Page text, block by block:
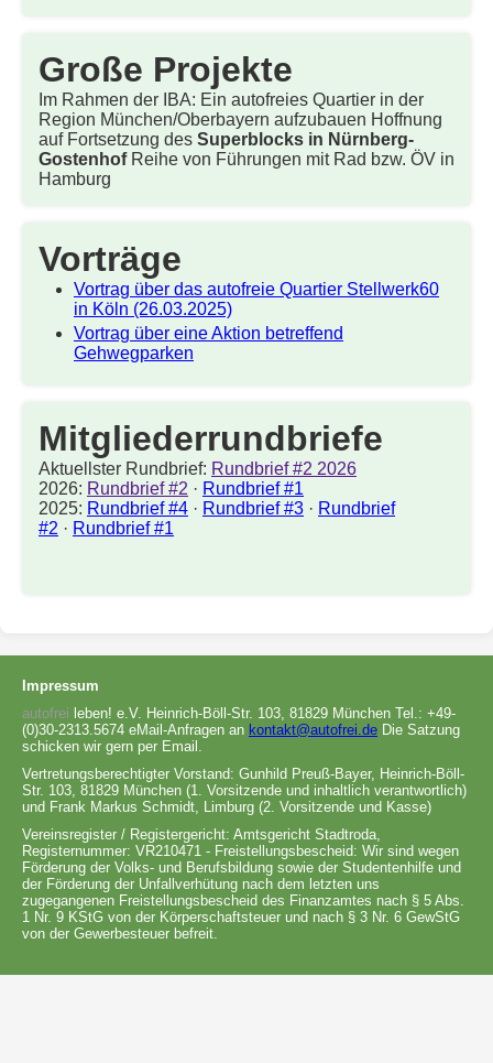
Große Projekte
Im Rahmen der IBA: Ein autofreies Quartier in der
Region München/Oberbayern aufzubauen Hoffnung
auf Fortsetzung des Superblocks in Nürnberg-
GostenhofReihe von Führungen mit Rad bzw. ÖV in
Hamburg
Vorträge
Vortrag über das autofreie Quartier Stellwerk60
in Köln (26.03.2025)
Vortrag über eine Aktion betreffend
Gehwegparken
Mitgliederrundbriefe
Aktuellster Rundbrief: Rundbrief #2 2026
2026: Rundbrief #2 · Rundbrief #1
2025: Rundbrief #4 · Rundbrief #3 · Rundbrief
#2 · Rundbrief #1
Impressum
autofrei leben! e.V. Heinrich-Böll-Str. 103, 81829 München Tel.: +49-
(0)30-2313.5674 eMail-Anfragen an kontakt@autofrei.de Die Satzung
schicken wir gern per Email.
Vertretungsberechtigter Vorstand: Gunhild Preuß-Bayer, Heinrich-Böll-
Str. 103, 81829 München (1. Vorsitzende und inhaltlich verantwortlich)
und Frank Markus Schmidt, Limburg (2. Vorsitzende und Kasse)
Vereinsregister / Registergericht: Amtsgericht Stadtroda,
Registernummer: VR210471 - Freistellungsbescheid: Wir sind wegen
Förderung der Volks- und Berufsbildung sowie der Studentenhilfe und
der Förderung der Unfallverhütung nach dem letzten uns
zugegangenen Freistellungsbescheid des Finanzamtes nach § 5 Abs.
1 Nr. 9 KStG von der Körperschaftsteuer und nach § 3 Nr. 6 GewStG
von der Gewerbesteuer befreit.